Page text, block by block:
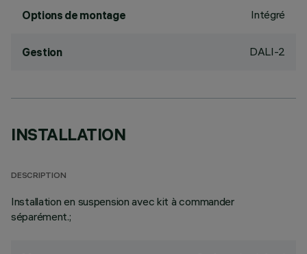
Options de montage Intégré
Gestion DALI-2
INSTALLATION
DESCRIPTION
Installation en suspension avec kit à commander
séparément.;